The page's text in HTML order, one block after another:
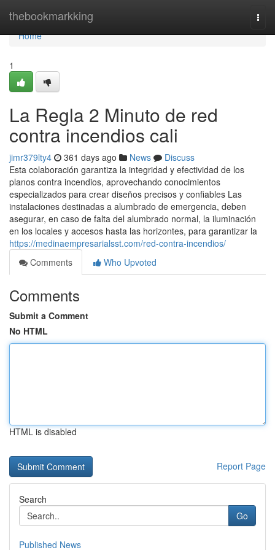
thebookmarkking
Home
Home
1
La Regla 2 Minuto de red
contra incendios cali
jimr379lty4 361 days ago News
Discuss
Esta colaboración garantiza la integridad y efectividad de los
planos contra incendios, aprovechando conocimientos
especializados para crear diseños precisos y confiables Las
instalaciones destinadas a alumbrado de emergencia, deben
asegurar, en caso de falta del alumbrado normal, la iluminación
en los locales y accesos hasta las horizontes, para garantizar la
https://medinaempresarialsst.com/red-contra-incendios/
Comments
Who Upvoted
Comments
Submit a Comment
No HTML
HTML is disabled
Report Page
Search
Go
Published News